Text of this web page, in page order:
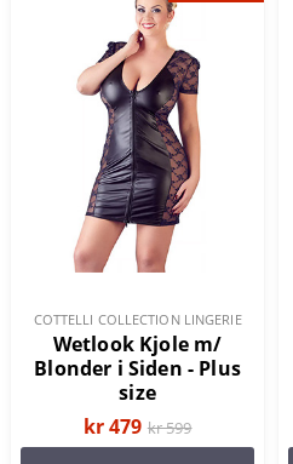
COTTELLI COLLECTION LINGERIE
Wetlook Kjole m/
Blonder i Siden - Plus
size
kr 479 kr 599